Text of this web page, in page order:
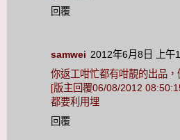
回覆
samwei 2012年6月8日 上午
你返工咁忙都有咁靚的出品，
[版主回覆06/08/2012
都要利用埋
回覆